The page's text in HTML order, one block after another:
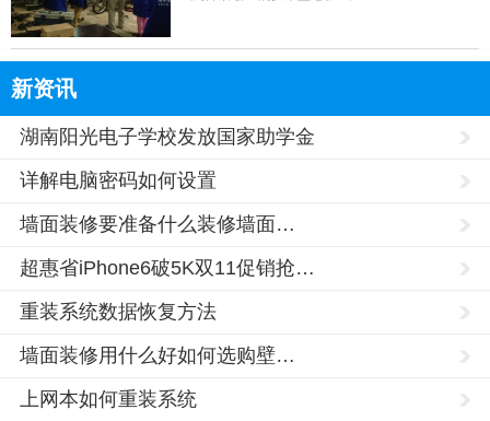
新资讯
湖南阳光电子学校发放国家助学金
详解电脑密码如何设置
墙面装修要准备什么装修墙面…
超惠省iPhone6破5K双11促销抢…
重装系统数据恢复方法
墙面装修用什么好如何选购壁…
上网本如何重装系统